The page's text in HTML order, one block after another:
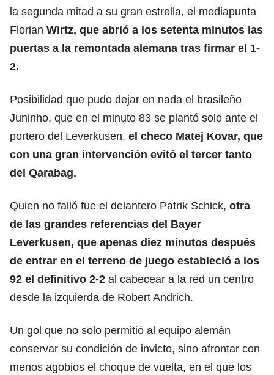
la segunda mitad a su gran estrella, el mediapunta
Florian Wirtz, que abrió a los setenta minutos las
puertas a la remontada alemana tras firmar el 1-
2.
Posibilidad que pudo dejar en nada el brasileño
Juninho, que en el minuto 83 se plantó solo ante el
portero del Leverkusen, el checo Matej Kovar, que
con una gran intervención evitó el tercer tanto
del Qarabag.
Quien no falló fue el delantero Patrik Schick, otra
de las grandes referencias del Bayer
Leverkusen, que apenas diez minutos después
de entrar en el terreno de juego estableció a los
92 el definitivo 2-2 al cabecear a la red un centro
desde la izquierda de Robert Andrich.
Un gol que no solo permitió al equipo alemán
conservar su condición de invicto, sino afrontar con
menos agobios el choque de vuelta, en el que los